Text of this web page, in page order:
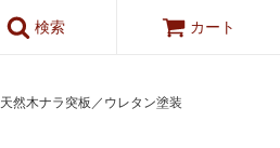
検索 カート
天然木ナラ突板／ウレタン塗装